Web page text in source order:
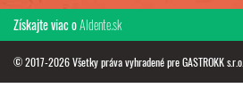
Získajte viac oAldente.sk
© 2017-2026 Všetky práva vyhradené pre GASTROKK s.r.o.